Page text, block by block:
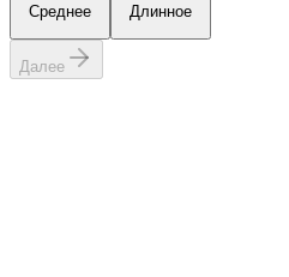
Среднее Длинное
Далее